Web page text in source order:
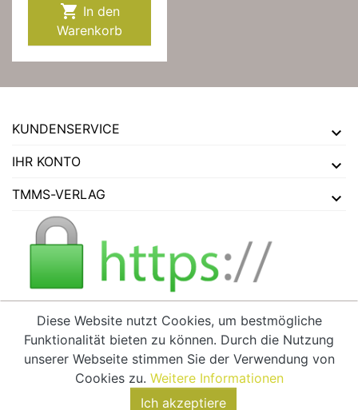

Warenkorb
KUNDENSERVICE
IHR KONTO
TMMS-VERLAG
VERTRAG WIDERRUFEN
© 2026 - tmms-verlag
Diese Website nutzt Cookies, um bestmögliche
Funktionalität bieten zu können. Durch die Nutzung
unserer Webseite stimmen Sie der Verwendung von
Cookies zu. Weitere Informationen
Ich akzeptiere